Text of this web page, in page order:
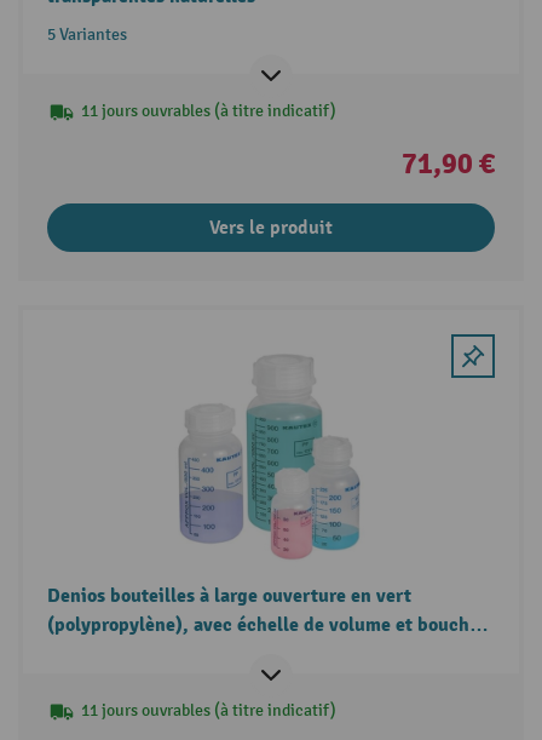
5 Variantes
11 jours ouvrables (à titre indicatif)
71,90 €
Vers le produit
Denios bouteilles à large ouverture en vert
(polypropylène), avec échelle de volume et bouchon
11 jours ouvrables (à titre indicatif)